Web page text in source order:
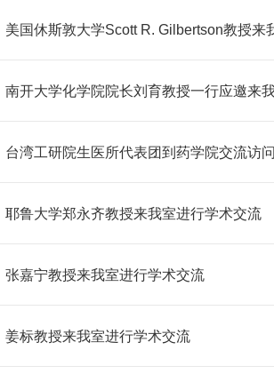
美国休斯敦大学Scott R. Gilbertson教授来
南开大学化学院院长刘育教授一行应邀来
台湾工研院生医所代表团到药学院交流访问
耶鲁大学郑永齐教授来我室进行学术交流
张嘉宁教授来我室进行学术交流
姜标教授来我室进行学术交流